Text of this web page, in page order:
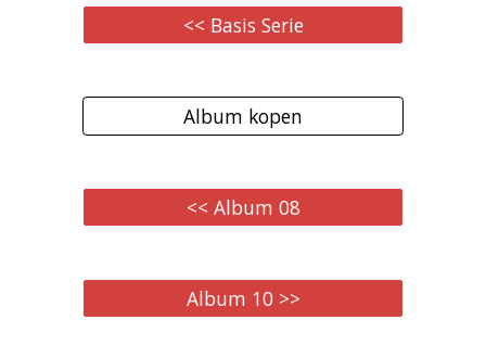
<< Basis Serie
Album kopen
<< Album 08
Album 10 >>